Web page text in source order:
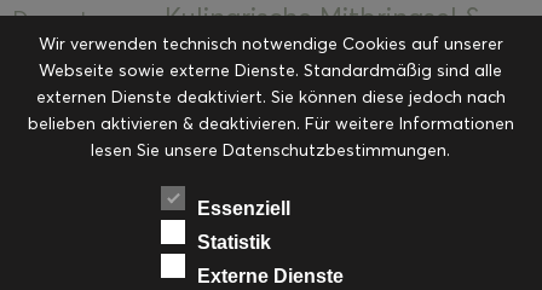
Desserts
Kulinarische Mitbringsel &
Eingemachtes Ohne Kategorie Ostern Resteküche
RezepteSaisonalSliderStartseite
Suppen, Salate & Vorspeisen Vorspeisen &
Vorspeisen, Salate & Suppen
Weihnachten Workshops & Events
Wir verwenden technisch notwendige Cookies auf unserer
Webseite sowie externe Dienste. Standardmäßig sind alle
externen Dienste deaktiviert. Sie können diese jedoch nach
belieben aktivieren & deaktivieren. Für weitere Informationen
lesen Sie unsere Datenschutzbestimmungen.
Essenziell
Statistik
Externe Dienste